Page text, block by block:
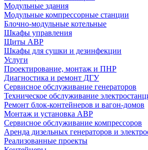
Модульные здания
Модульные компрессорные станции
Блочно-модульные котельные
Шкафы управления
Щиты АВР
Шкафы для сушки и дезинфекции
Услуги
Проектирование, монтаж и ПНР
Диагностика и ремонт ДГУ
Сервисное обслуживание генераторов
Техническое обслуживание
Ремонт блок-контейнеров и вагон-домов
Монтаж и установка АВР
Сервисное обслуживание компрессоров
Аренда дизельных генераторов и
Реализованные проекты